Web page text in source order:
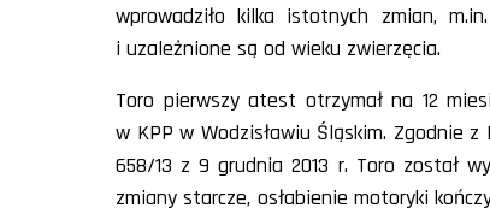
wprowadziło kilka istotnych zmian,
i uzależnione są od wieku zwierzęcia.
Toro pierwszy atest otrzymał na 12
w KPP w Wodzisławiu Śląskim. Zgodnie
658/13 z 9 grudnia 2013 r. Toro został
zmiany starcze, osłabienie motoryki